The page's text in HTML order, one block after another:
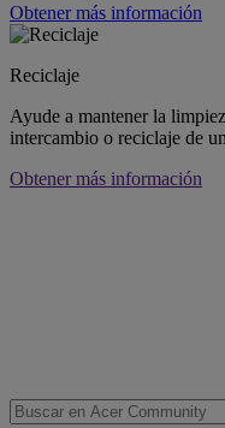
Obtener más información
Reciclaje
Ayude a mantener la
intercambio o reciclaje de
Obtener más información